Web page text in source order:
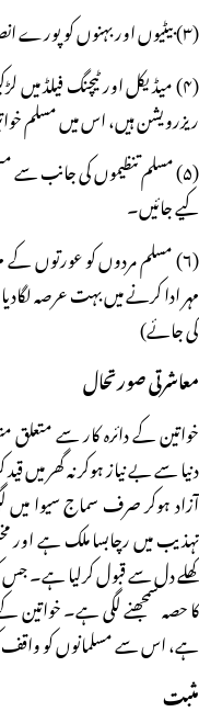
(۳) بیٹیوں اور بہنوں کو پورے انصاف کے ساتھ ورثہ دیا جائے۔
(۴) میڈیکل اور ٹیچنگ فیلڈ
ریزرویشن ہیں، اس میں مسلم
(۵) مسلم تنظیموں کی جانب سے
کیے جائیں۔
(۶) مسلم مردوں کو عورتوں
مہر ادا کرنے میں بہت عرصہ
کی جائے)
معاشرتی صورتحال
خواتین کے دائرہ کار سے
دنیا سے بے نیاز ہوکر نہ گھر میں
آزاد ہوکر صرف سماج سیوا
تہذیب میں رچابسا ملک ہے
کھلے دل سے قبول کرلیا ہے۔ جس
کا حصہ سمجھنے لگی ہے۔
ہے، اس سے مسلمانوں کو
مثبت